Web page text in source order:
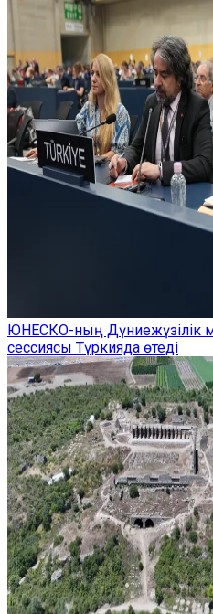
ЮНЕСКО-ның Дүниежүзілік
сессиясы Түркияда өтеді